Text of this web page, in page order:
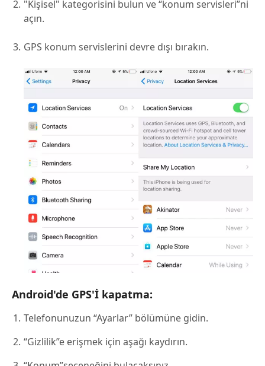
"Kişisel" kategorisini bulun ve “konum servisleri”ni
açın.
GPS konum servislerini devre dışı bırakın.
Android'de GPS'İ kapatma:
Telefonunuzun “Ayarlar” bölümüne gidin.
“Gizlilik”e erişmek için aşağı kaydırın.